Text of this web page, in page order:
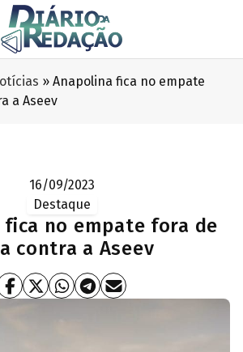
» Anapolina fica no empate
a Aseev
16/09/2023
Destaque
no empate fora de
contra a Aseev